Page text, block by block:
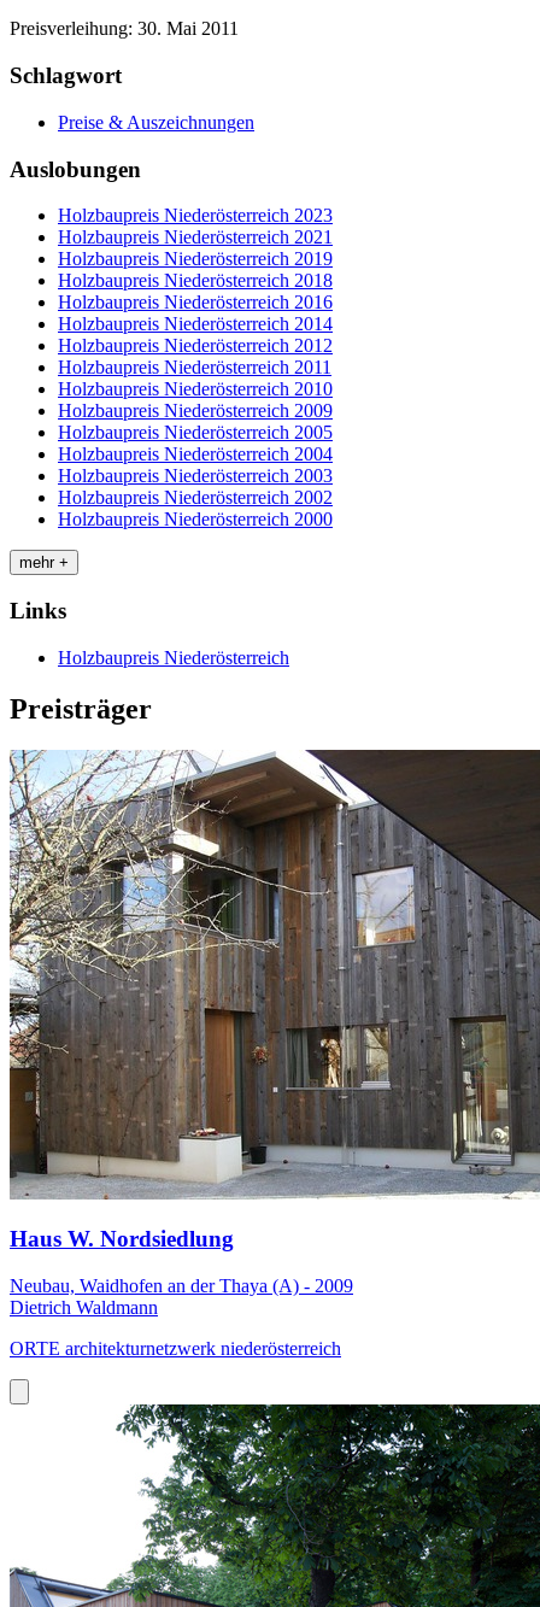
Preisverleihung: 30. Mai 2011
Schlagwort
Preise & Auszeichnungen
Auslobungen
Holzbaupreis Niederösterreich 2023
Holzbaupreis Niederösterreich 2021
Holzbaupreis Niederösterreich 2019
Holzbaupreis Niederösterreich 2018
Holzbaupreis Niederösterreich 2016
Holzbaupreis Niederösterreich 2014
Holzbaupreis Niederösterreich 2012
Holzbaupreis Niederösterreich 2011
Holzbaupreis Niederösterreich 2010
Holzbaupreis Niederösterreich 2009
Holzbaupreis Niederösterreich 2005
Holzbaupreis Niederösterreich 2004
Holzbaupreis Niederösterreich 2003
Holzbaupreis Niederösterreich 2002
Holzbaupreis Niederösterreich 2000
mehr +
Links
Holzbaupreis Niederösterreich
Preisträger
Haus W. Nordsiedlung
Neubau, Waidhofen an der Thaya (A) - 2009
Dietrich Waldmann
ORTE architekturnetzwerk niederösterreich